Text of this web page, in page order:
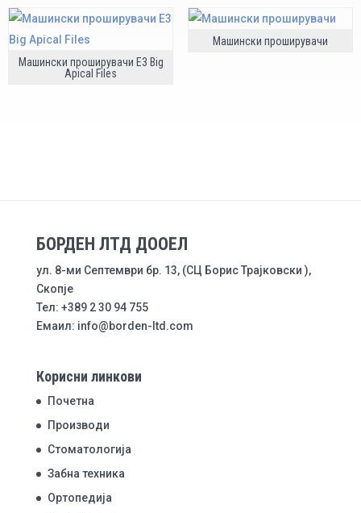
Машински проширувачи E3 Big
Apical Files
Машински проширувачи
БОРДЕН ЛТД ДООЕЛ
ул. 8-ми Септември бр. 13, (СЦ Борис Трајковски ),
Скопје
Тел: +389 2 30 94 755
Емаил: info@borden-ltd.com
Корисни линкови
Почетна
Производи
Стоматологија
Забна техника
Ортопедија